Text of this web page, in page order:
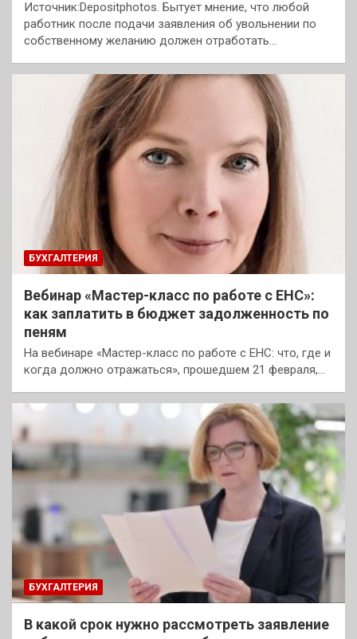
Источник:Depositphotos. Бытует мнение, что любой
работник после подачи заявления об увольнении по
собственному желанию должен отработать…
БУХГАЛТЕРИЯ
Вебинар «Мастер-класс по работе с ЕНС»:
как заплатить в бюджет задолженность по
пеням
На вебинаре «Мастер-класс по работе с ЕНС: что, где и
когда должно отражаться», прошедшем 21 февраля,…
БУХГАЛТЕРИЯ
В какой срок нужно рассмотреть заявление